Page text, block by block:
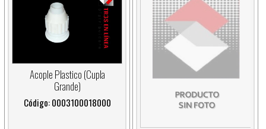
Acople Plastico (Cupla
Grande)
Código: 0003100018000